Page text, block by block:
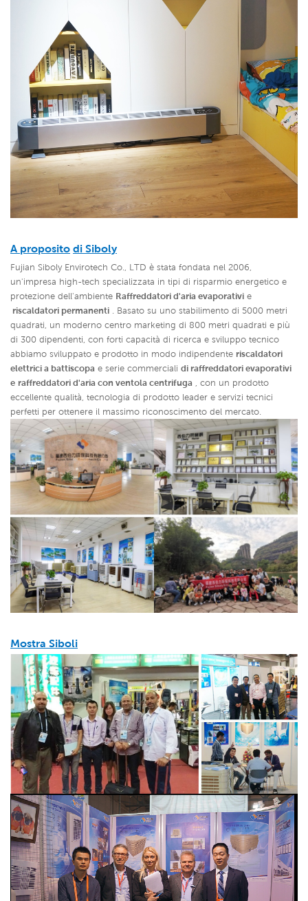
A proposito di Siboly
Fujian Siboly Envirotech Co., LTD è stata fondata nel 2006,
un'impresa high-tech specializzata in tipi di risparmio energetico e
protezione dell'ambiente Raffreddatori d'aria evaporativi e
riscaldatori permanenti . Basato su uno stabilimento di 5000 metri
quadrati, un moderno centro marketing di 800 metri quadrati e più
di 300 dipendenti, con forti capacità di ricerca e sviluppo tecnico
abbiamo sviluppato e prodotto in modo indipendente riscaldatori
elettrici a battiscopa e serie commerciali di raffreddatori evaporativi
e raffreddatori d'aria con ventola centrifuga
con un prodotto
eccellente qualità, tecnologia di prodotto leader e servizi tecnici
perfetti per ottenere il massimo riconoscimento del mercato.
Mostra Siboli